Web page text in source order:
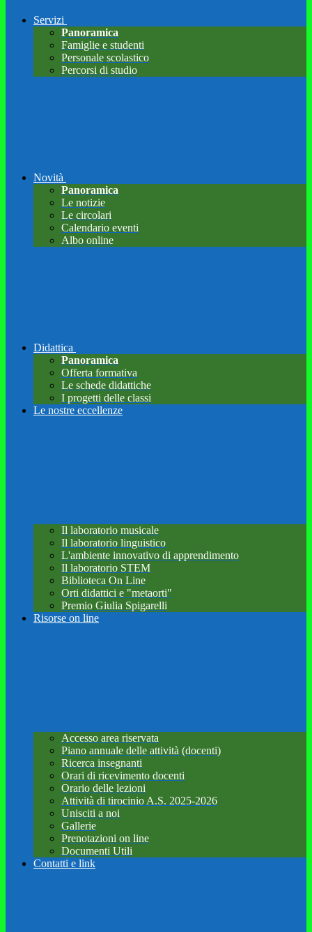
Servizi
Panoramica
Famiglie e studenti
Personale scolastico
Percorsi di studio
Novità
Panoramica
Le notizie
Le circolari
Calendario eventi
Albo online
Didattica
Panoramica
Offerta formativa
Le schede didattiche
I progetti delle classi
Le nostre eccellenze
Il laboratorio musicale
Il laboratorio linguistico
L'ambiente innovativo di apprendimento
Il laboratorio STEM
Biblioteca On Line
Orti didattici e "metaorti"
Premio Giulia Spigarelli
Risorse on line
Accesso area riservata
Piano annuale delle attività (docenti)
Ricerca insegnanti
Orari di ricevimento docenti
Orario delle lezioni
Attività di tirocinio A.S. 2025-2026
Unisciti a noi
Gallerie
Prenotazioni on line
Documenti Utili
Contatti e link